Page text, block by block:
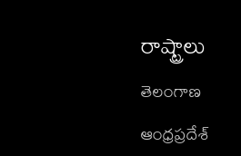
రాష్ట్రాలు
తెలంగాణ
ఆంధ్రప్రదేశ్